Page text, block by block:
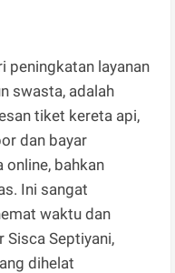
peningkatan layanan
swasta, adalah
tiket kereta api,
dan bayar
online, bahkan
Ini sangat
waktu dan
Sisca Septiyani,
dihelat